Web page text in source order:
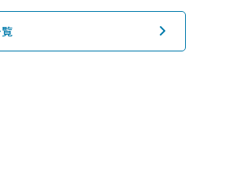
約を変更したい場合は、下記リンクよりご確認
閉じる
閉じる